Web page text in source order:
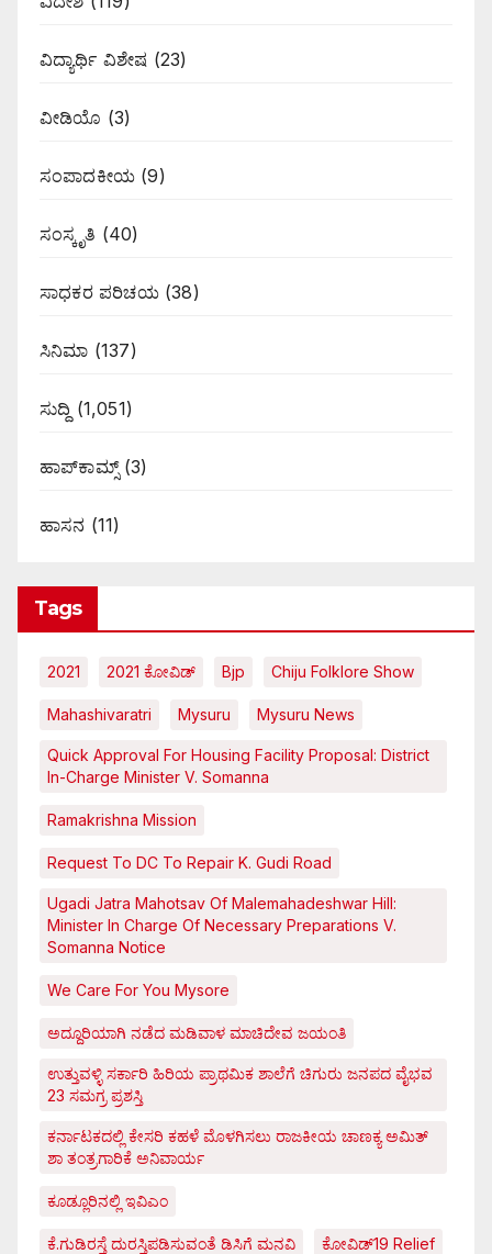
ವಿದ್ಯಾರ್ಥಿ ವಿಶೇಷ (23)
ವೀಡಿಯೊ (3)
ಸಂಪಾದಕೀಯ (9)
ಸಂಸ್ಕೃತಿ (40)
ಸಾಧಕರ ಪರಿಚಯ(38)
ಸಿನಿಮಾ (137)
ಸುದ್ದಿ (1,051)
ಹಾಪ್‌ಕಾಮ್ಸ್‌(3)
ಹಾಸನ (11)
Tags
2021 2021 ಕೋವಿಡ್‌ Bjp Chiju Folklore Show
Mahashivaratri Mysuru Mysuru News
Quick Approval For Housing Facility Proposal: District
In-Charge Minister V. Somanna
Ramakrishna Mission
Request To DC To Repair K. Gudi Road
Ugadi Jatra Mahotsav Of Malemahadeshwar Hill:
Minister In Charge Of Necessary Preparations V.
Somanna Notice
We Care For You Mysore
ಅದ್ದೂರಿಯಾಗಿ ನಡೆದ ಮಡಿವಾಳ ಮಾಚಿದೇವ ಜಯಂತಿ
ಉತ್ತುವಳ್ಳಿ ಸರ್ಕಾರಿ ಹಿರಿಯ ಪ್ರಾಥಮಿಕ ಶಾಲೆಗೆ ಚಿಗುರು ಜನಪದ ವೈಭವ
23 ಸಮಗ್ರ ಪ್ರಶಸ್ತಿ
ಕರ್ನಾಟಕದಲ್ಲಿ ಕೇಸರಿ ಕಹಳೆ ಮೊಳಗಿಸಲು ರಾಜಕೀಯ ಚಾಣಕ್ಯ ಅಮಿತ್
ಶಾ ತಂತ್ರಗಾರಿಕೆ ಅನಿವಾರ್ಯ
ಕೂಡ್ಲೂರಿನಲ್ಲಿ ಇವಿಎಂ
ಕೆ.ಗುಡಿರಸ್ತೆ ದುರಸ್ತಿಪಡಿಸುವಂತೆ ಡಿಸಿಗೆ ಮನವಿ ಕೋವಿಡ್‌19 Relief